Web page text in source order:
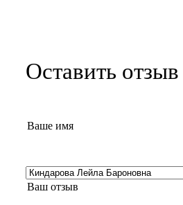
Оставить отзыв